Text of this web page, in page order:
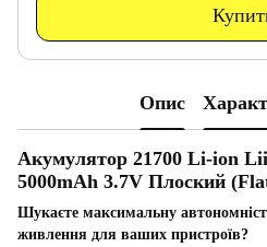
Опис
Акумулятор 21700 Li-ion
5000mAh 3.7V Плоский
Шукаєте максимальну
живлення для ваших пристроїв?